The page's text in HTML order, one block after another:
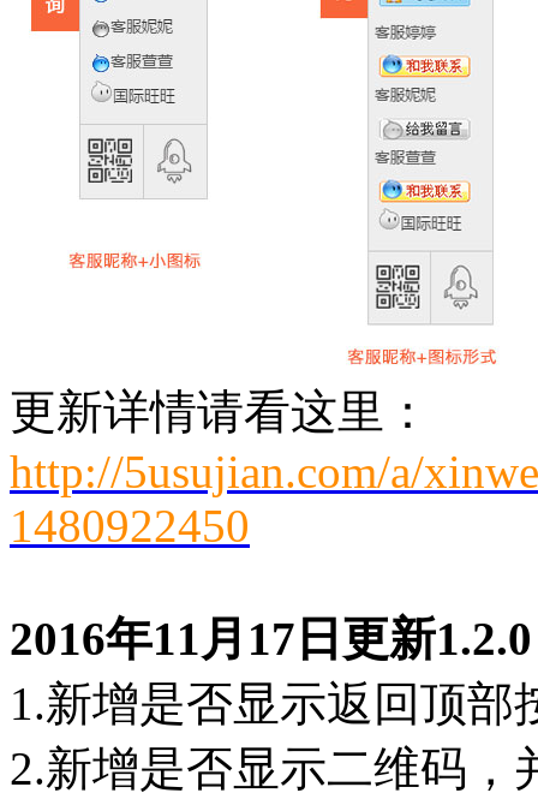
更新详情请看这里：
http://5usujian.com/a/
1480922450
2016年11月17日更新
1.新增是否显示返回顶部
2.新增是否显示二维码